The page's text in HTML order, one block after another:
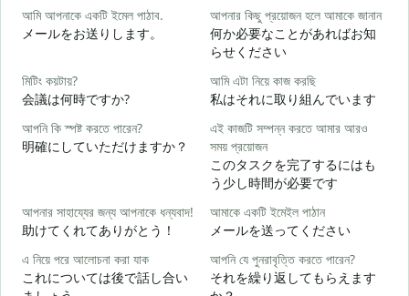
আমি আপনাকে একটি ইমেল পাঠাব.
メールをお送りします。
আপনার কিছু প্রয়োজন হলে আমাকে জানান
何か必要なことがあればお知
らせください
মিটিং কয়টায়?
会議は何時ですか?
আমি এটা নিয়ে কাজ করছি
私はそれに取り組んでいます
আপনি কি স্পষ্ট করতে পারেন?
明確にしていただけますか？
এই কাজটি সম্পন্ন করতে আমার আরও
সময় প্রয়োজন
このタスクを完了するにはも
う少し時間が必要です
আপনার সাহায্যের জন্য আপনাকে ধন্যবাদ!
助けてくれてありがとう！
আমাকে একটি ইমেইল পাঠান
メールを送ってください
এ নিয়ে পরে আলোচনা করা যাক
これについては後で話し合い
আপনি যে পুনরাবৃত্তি করতে পারেন?
それを繰り返してもらえます